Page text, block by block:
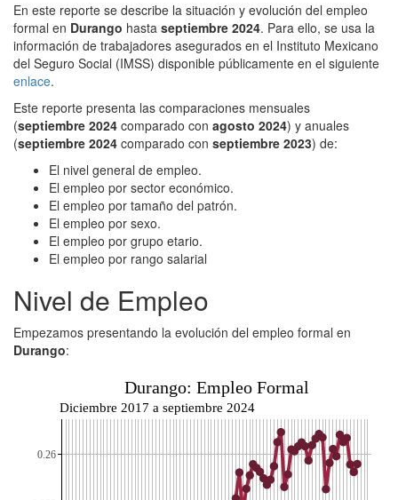
En este reporte se describe la situación y evolución del empleo
formal en Durango hasta septiembre 2024. Para ello, se usa la
información de trabajadores asegurados en el Instituto Mexicano
del Seguro Social (IMSS) disponible públicamente en el siguiente
enlace.
Este reporte presenta las comparaciones mensuales
(septiembre 2024 comparado con agosto 2024) y anuales
(septiembre 2024 comparado con septiembre 2023) de:
El nivel general de empleo.
El empleo por sector económico.
El empleo por tamaño del patrón.
El empleo por sexo.
El empleo por grupo etario.
El empleo por rango salarial
Nivel de Empleo
Empezamos presentando la evolución del empleo formal en
Durango:
0.26
Durango: Empleo Formal
Diciembre 2017 a septiembre 2024